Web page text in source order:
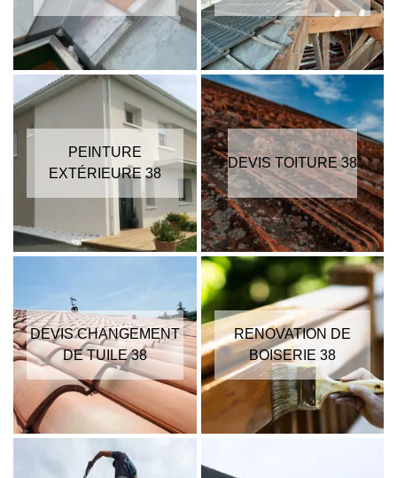
PEINTURE
EXTÉRIEURE 38
DEVIS TOITURE 38
DEVIS CHANGEMENT
DE TUILE 38
RENOVATION DE
BOISERIE 38